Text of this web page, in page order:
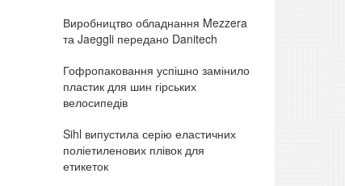
Виробництво обладнання Mezzera
та Jaeggli передано Danitech
Гофропаковання успішно замінило
пластик для шин гірських
велосипедів
Sihl випустила серію еластичних
поліетиленових плівок для
етикеток